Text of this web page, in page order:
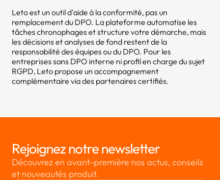
Leto est un outil d'aide à la conformité, pas un
remplacement du DPO. La plateforme automatise les
tâches chronophages et structure votre démarche, mais
les décisions et analyses de fond restent de la
responsabilité des équipes ou du DPO. Pour les
entreprises sans DPO interne ni profil en charge du sujet
RGPD, Leto propose un accompagnement
complémentaire via des partenaires certifiés.
Rejoignez notre newsletter
Découvrez en avant-première nos actus, conseils
et nouveautés produit.